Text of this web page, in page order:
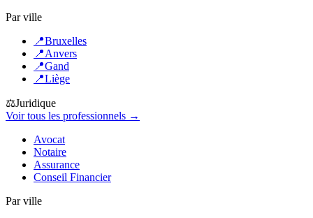
Par ville
📍Bruxelles
📍Anvers
📍Gand
📍Liège
⚖️Juridique
Voir tous les professionnels →
Avocat
Notaire
Assurance
Conseil Financier
Par ville